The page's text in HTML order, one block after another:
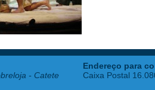
- Catete
Endereço para
Caixa Postal